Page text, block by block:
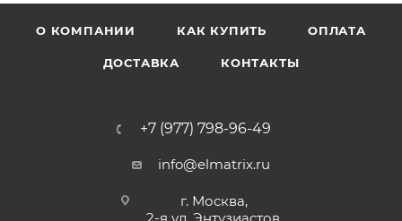
О КОМПАНИИ КАК КУПИТЬ ОПЛАТА
ДОСТАВКА КОНТАКТЫ
+7 (977) 798-96-49
info@elmatrix.ru
г. Москва,